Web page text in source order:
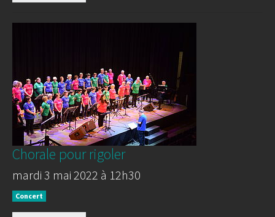
Chorale pour rigoler
mardi 3 mai 2022 à 12h30
Concert